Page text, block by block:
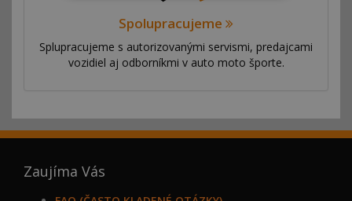
Spolupracujeme
Splupracujeme s autorizovanými servismi, predajcami
vozidiel aj odborníkmi v auto moto športe.
Zaujíma Vás